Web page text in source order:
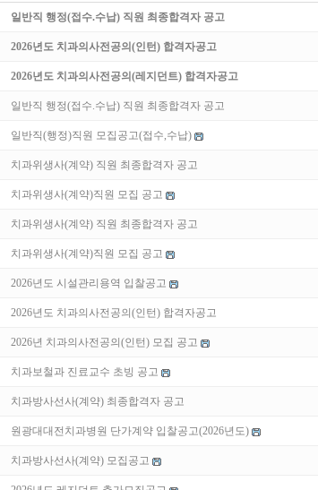
일반직 행정(접수.수납) 직원 최종합격자 공고
2026년도 치과의사전공의(인턴) 합격자공고
2026년도 치과의사전공의(레지던트) 합격자공고
일반직 행정(접수.수납) 직원 최종합격자 공고
일반직(행정)직원 모집공고(접수,수납)
치과위생사(계약) 직원 최종합격자 공고
치과위생사(계약)직원 모집 공고
치과위생사(계약) 직원 최종합격자 공고
치과위생사(계약)직원 모집 공고
2026년도 시설관리용역 입찰공고
2026년도 치과의사전공의(인턴) 합격자공고
2026년 치과의사전공의(인턴) 모집 공고
치과보철과 진료교수 초빙 공고
치과방사선사(계약) 최종합격자 공고
원광대대전치과병원 단가계약 입찰공고(2026년도)
치과방사선사(계약) 모집공고